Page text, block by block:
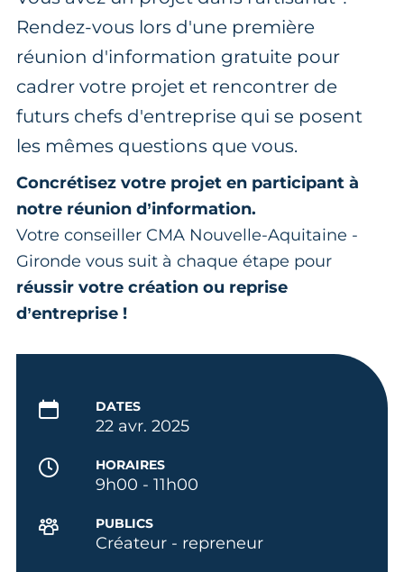
Rendez-vous lors d'une première
réunion d'information gratuite pour
cadrer votre projet et rencontrer de
futurs chefs d'entreprise qui se posent
les mêmes questions que vous.
Concrétisez votre projet en participant à
notre réunion d’information.
Votre conseiller CMA Nouvelle-Aquitaine -
Gironde vous suit à chaque étape pour
réussir votre création ou reprise
d’entreprise !
DATES
22 avr. 2025
HORAIRES
9h00 - 11h00
PUBLICS
Créateur - repreneur